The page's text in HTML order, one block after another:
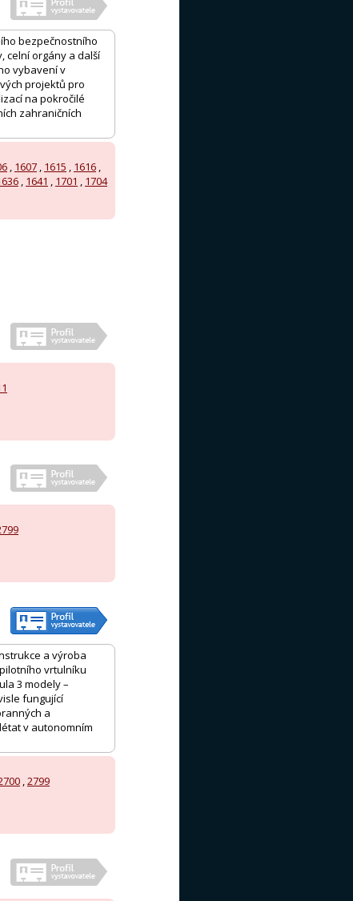
bezpečnostního
celní orgány a další
vybavení v
projektů pro
na pokročilé
zahraničních
, 1607 , 1615 , 1616 ,
, 1641 , 1701 , 1704
a výroba
vrtulníku
3 modely –
fungující
a
v autonomním
,2799